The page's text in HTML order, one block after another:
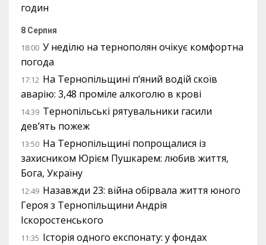
годин
8 Серпня
18:00 У неділю на тернополян очікує комфортна
погода
17:12 На Тернопільщині п’яний водій скоїв
аварію: 3,48 проміле алкоголю в крові
14:39 Тернопільські рятувальники гасили
дев’ять пожеж
13:50 На Тернопільщині попрощалися із
захисником Юрієм Пушкарем: любив життя,
Бога, Україну
12:49 Назавжди 23: війна обірвала життя юного
Героя з Тернопільщини Андрія
Іскоростенського
11:35 Історія одного експонату: у фондах